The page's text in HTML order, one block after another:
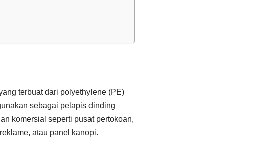
terbuat dari polyethylene (PE)
sebagai pelapis dinding
komersial seperti pusat pertokoan,
atau panel kanopi.